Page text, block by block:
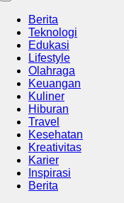
Berita
Teknologi
Edukasi
Lifestyle
Olahraga
Keuangan
Kuliner
Hiburan
Travel
Kesehatan
Kreativitas
Karier
Inspirasi
Berita